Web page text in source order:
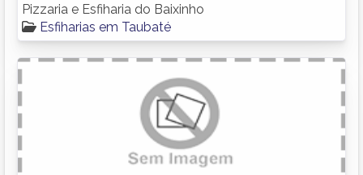
Pizzaria e Esfiharia do Baixinho
Esfiharias em Taubaté